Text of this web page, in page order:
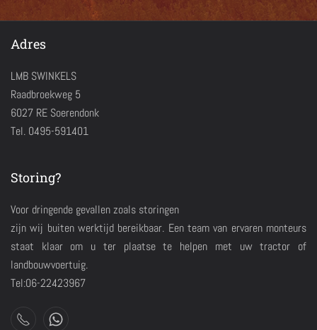
Adres
LMB SWINKELS
Raadbroekweg 5
6027 RE Soerendonk
Tel. 0495-591401
Storing?
Voor dringende gevallen zoals storingen
zijn wij buiten werktijd bereikbaar. Een team van ervaren monteurs
staat klaar om u ter plaatse te helpen met uw tractor of
landbouwvoertuig.
Tel:06-22423967